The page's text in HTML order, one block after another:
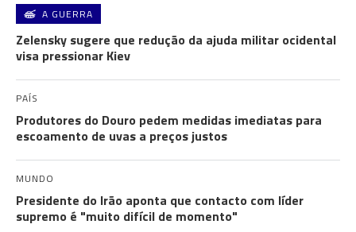
A GUERRA
Zelensky sugere que redução da ajuda militar ocidental
visa pressionar Kiev
PAÍS
Produtores do Douro pedem medidas imediatas para
escoamento de uvas a preços justos
MUNDO
Presidente do Irão aponta que contacto com líder
supremo é "muito difícil de momento"